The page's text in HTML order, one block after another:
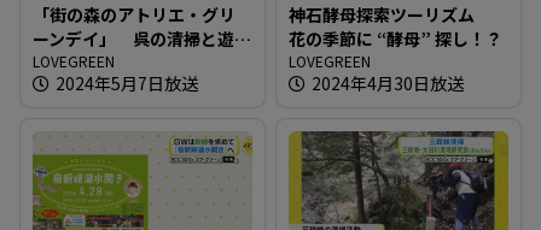
「街の森のアトリエ・グリ
ーンデイ」 呉の清掃と遊
びの１日を
LOVEGREEN
2024年5月7日放送
神石酵母探索ツーリズム
花の季節に “酵母” 探し！？
LOVEGREEN
2024年4月30日放送